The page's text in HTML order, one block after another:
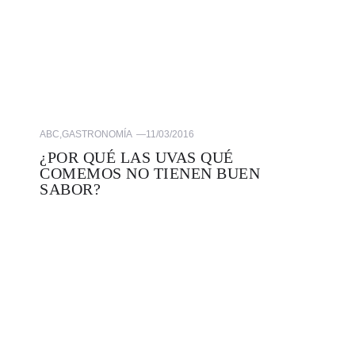
ABC GASTRONOMÍA —11/03/2016
¿POR QUÉ LAS UVAS QUÉ
COMEMOS NO TIENEN BUEN
SABOR?